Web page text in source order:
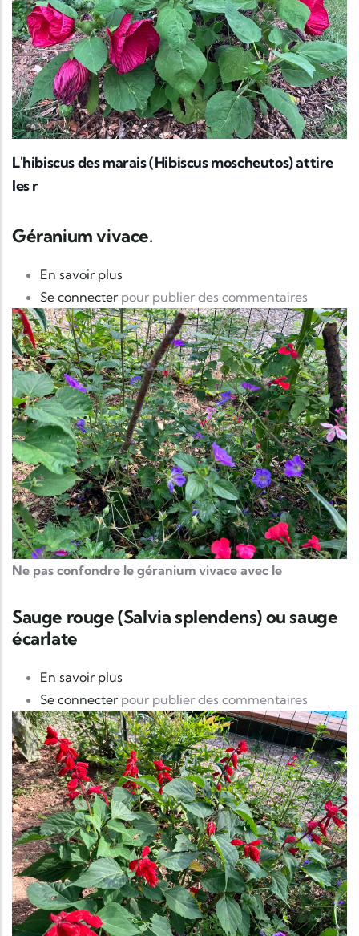
L'hibiscus des marais (Hibiscus moscheutos) attire
les r
Géranium vivace.
En savoir plus
Se connecter pour publier des commentaires
Ne pas confondre le géranium vivace avec le
Sauge rouge (Salvia splendens) ou sauge
écarlate
En savoir plus
Se connecter pour publier des commentaires